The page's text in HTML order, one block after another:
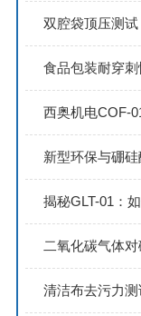
双腔袋顶压测
食品包装耐穿
西奥机电COF-
新型环保与硼
揭秘GLT-01：
二氧化碳气体
清洁布去污力